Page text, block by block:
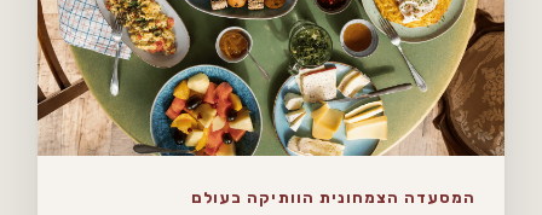
המסעדה הצמחונית הוותיקה בעולם